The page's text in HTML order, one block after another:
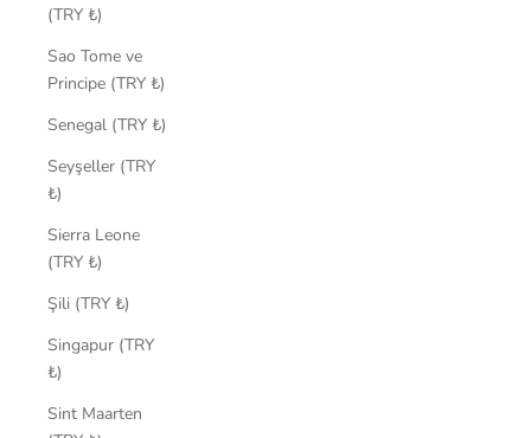
(TRY ₺)
Sao Tome ve
Principe (TRY ₺)
Senegal (TRY ₺)
Seyşeller (TRY
₺)
Sierra Leone
(TRY ₺)
Şili (TRY ₺)
Singapur (TRY
₺)
Sint Maarten